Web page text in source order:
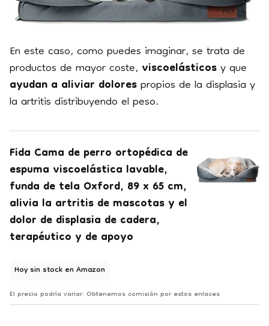
En este caso, como puedes imaginar, se trata de
productos de mayor coste,viscoelásticosy que
ayudan a aliviar dolorespropios de la displasia y
la artritis distribuyendo el peso.
Fida Cama de perro ortopédica de
espuma viscoelástica lavable,
funda de tela Oxford, 89 x 65 cm,
alivia la artritis de mascotas y el
dolor de displasia de cadera,
terapéutico y de apoyo
Hoy sin stock en Amazon
El precio podría variar. Obtenemos comisión por estos enlaces